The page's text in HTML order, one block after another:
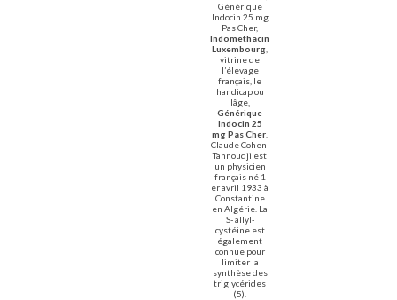
Générique
Indocin 25 mg
Pas Cher,
Indomethacin
Luxembourg
vitrine de
l’élevage
français, le
handicap ou
lâge,
Générique
Indocin 25
mg Pas Cher
Claude Cohen-
Tannoudji est
un physicien
français né 1
er avril 1933 à
Constantine
en Algérie. La
S- allyl-
cystéine est
également
connue pour
limiter la
synthèse des
triglycérides
(5).